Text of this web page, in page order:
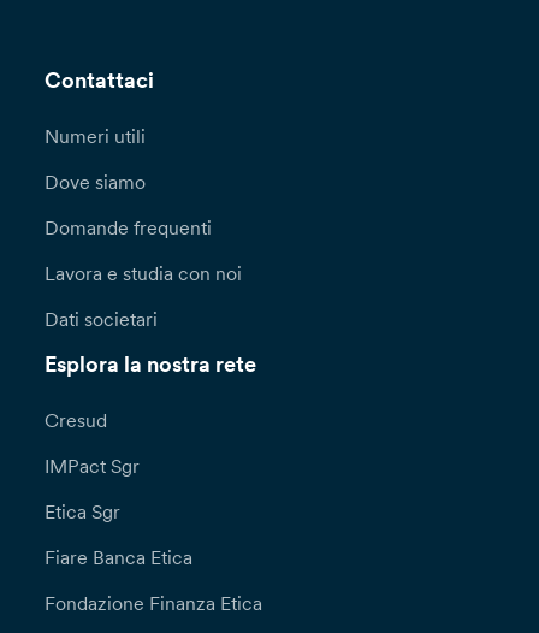
Contattaci
Numeri utili
Dove siamo
Domande frequenti
Lavora e studia con noi
Dati societari
Esplora la nostra rete
Cresud
IMPact Sgr
Etica Sgr
Fiare Banca Etica
Fondazione Finanza Etica